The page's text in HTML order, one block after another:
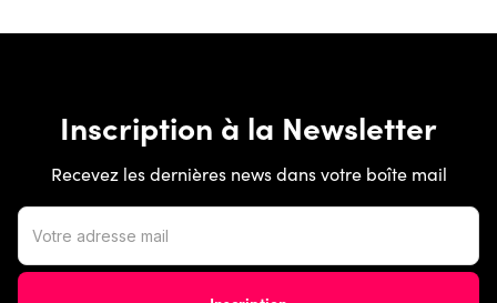
Inscription à la Newsletter
Recevez les dernières news dans votre boîte mail